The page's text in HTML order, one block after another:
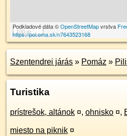
100 m
Podkladové dáta ©OpenStreetMapvrstva
https://poi.oma.sk/n7643523168
Szentendrei járás » Pomáz »
Turistika
prístrešok, altánok ¤, ohnisko ¤,
miesto na piknik ¤